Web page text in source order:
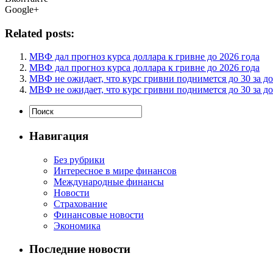
Google+
Related posts:
МВФ дал прогноз курса доллара к гривне до 2026 года
МВФ дал прогноз курса доллара к гривне до 2026 года
МВФ не ожидает, что курс гривни поднимется до 30 за
МВФ не ожидает, что курс гривни поднимется до 30 за
Навигация
Без рубрики
Интересное в мире финансов
Международные финансы
Новости
Страхование
Финансовые новости
Экономика
Последние новости